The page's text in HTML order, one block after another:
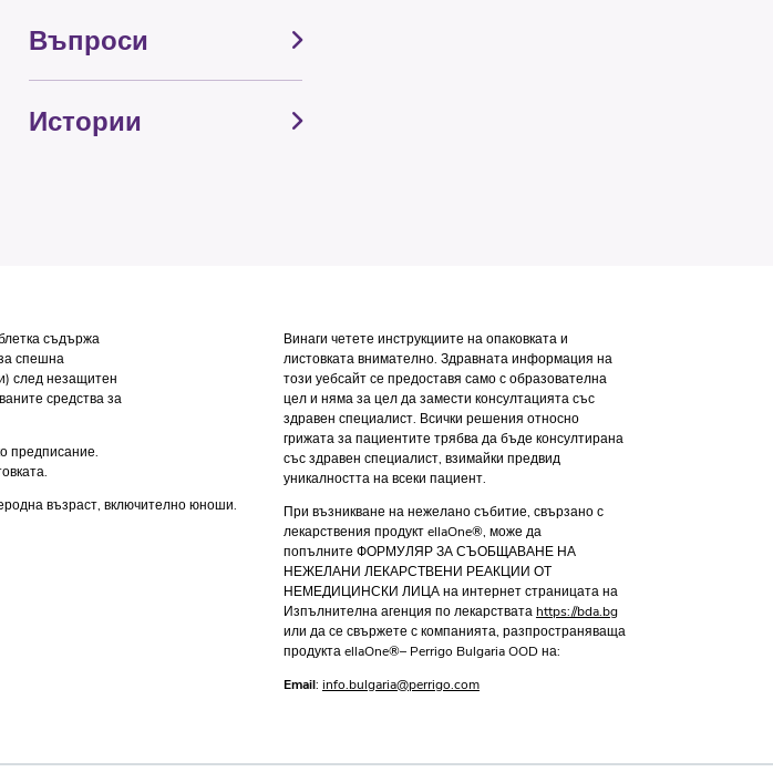
Въпроси
Истории
съдържа
спешна
след незащитен
средства за
предписание.
възраст, включително юноши.
Винаги четете инструкциите на опаковката и
листовката внимателно. Здравната информация на
този уебсайт се предоставя само с образователна
цел и няма за цел да замести консултацията със
здравен специалист. Всички решения относно
грижата за пациентите трябва да бъде консултирана
със здравен специалист, взимайки предвид
уникалността на всеки пациент.
При възникване на нежелано събитие, свързано с
лекарствения продукт ellaOne®, може да
попълните ФОРМУЛЯР ЗА СЪОБЩАВАНЕ НА
НЕЖЕЛАНИ ЛЕКАРСТВЕНИ РЕАКЦИИ ОТ
НЕМЕДИЦИНСКИ ЛИЦА на интернет страницата на
Изпълнителна агенция по лекарстватаhttps://bda.bg
или да се свържете с компанията, разпространяваща
продукта ellaOne®– Perrigo Bulgaria OOD на:
Email: info.bulgaria@perrigo.com